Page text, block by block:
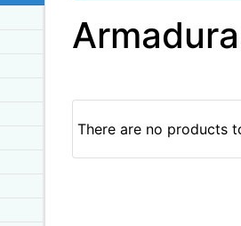
There are no products